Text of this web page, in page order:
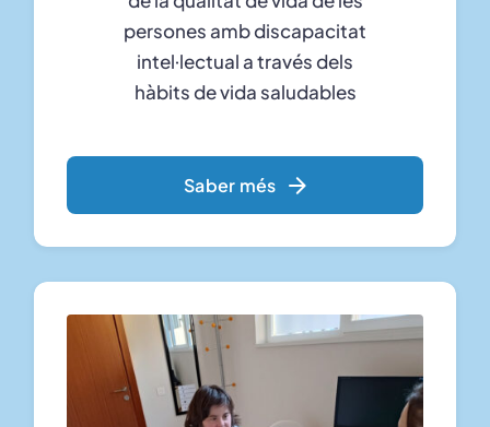
persones amb discapacitat
intel·lectual a través dels
hàbits de vida saludables
Saber més